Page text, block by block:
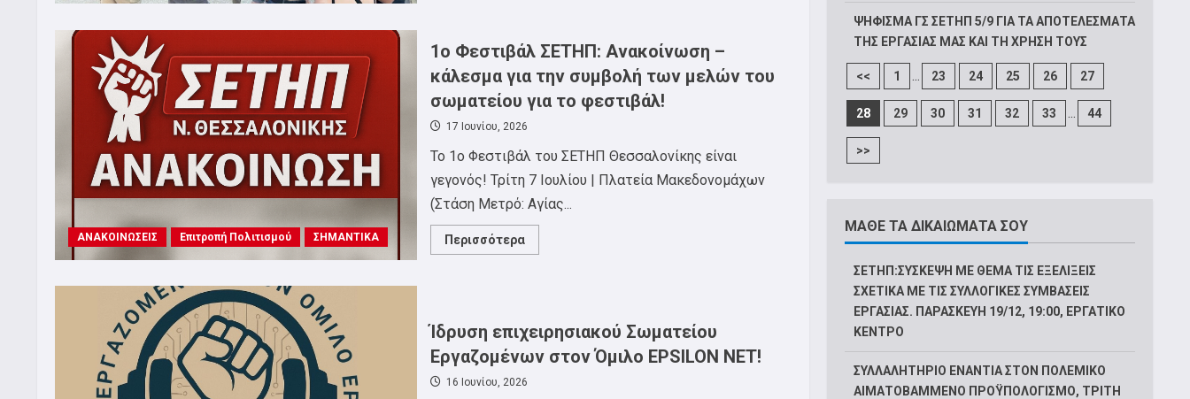
ολοκληρώθηκε
το
1ο
Φεστιβάλ
του
ΣΕΤΗΠ.
ΑΝΑΚΟΙΝΩΣΕΙΣ Επιτροπή Πολιτισμού ΣΗΜΑΝΤΙΚΑ
1o Φεστιβάλ ΣΕΤΗΠ: Ανακοίνωση –
κάλεσμα για την συμβολή των μελών του
σωματείου για το φεστιβάλ!
17 Ιουνίου, 2026
To 1o Φεστιβάλ του ΣΕΤΗΠ Θεσσαλονίκης είναι
γεγονός! Τρίτη 7 Ιουλίου | Πλατεία Μακεδονομάχων
(Στάση Μετρό: Αγίας...
ΠερισσότεραRead
more
–
κάλεσμα
για
την
συμβολή
των
Ίδρυση επιχειρησιακού Σωματείου
Εργαζομένων στον Όμιλο EPSILON NET!
16 Ιουνίου, 2026
ΨΗΦΙΣΜΑ ΓΣ ΣΕΤΗΠ 5/9 ΓΙΑ ΤΑ ΑΠΟΤΕΛΕΣΜΑΤΑ
ΤΗΣ ΕΡΓΑΣΙΑΣ ΜΑΣ ΚΑΙ ΤΗ ΧΡΗΣΗ ΤΟΥΣ
<< 1 23 24 25 26 27
28 29 30 31 32 33 44
>>
ΜΑΘΕ ΤΑ ΔΙΚΑΙΩΜΑΤΑ ΣΟΥ
ΣΕΤΗΠ:ΣΥΣΚΕΨΗ ΜΕ ΘΕΜΑ ΤΙΣ ΕΞΕΛΙΞΕΙΣ
ΣΧΕΤΙΚΑ ΜΕ ΤΙΣ ΣΥΛΛΟΓΙΚΕΣ ΣΥΜΒΑΣΕΙΣ
ΕΡΓΑΣΙΑΣ. ΠΑΡΑΣΚΕΥΗ 19/12, 19:00, ΕΡΓΑΤΙΚΟ
ΚΕΝΤΡΟ
ΣΥΛΛΑΛΗΤΗΡΙΟ ΕΝΑΝΤΙΑ ΣΤΟΝ ΠΟΛΕΜΙΚΟ
ΑΙΜΑΤΟΒΑΜΜΕΝΟ ΠΡΟΫΠΟΛΟΓΙΣΜΟ, ΤΡΙΤΗ